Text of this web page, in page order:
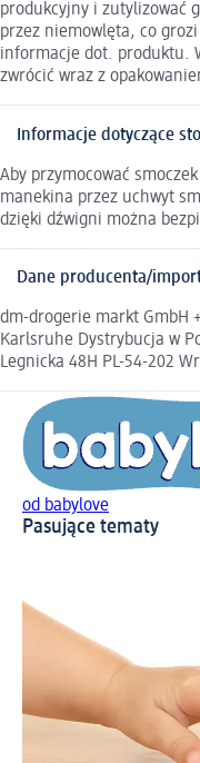
produkcyjny i zutylizować
przez niemowlęta, co
informacje dot. produktu.
zwrócić wraz z
Informacje dotyczące
Aby przymocować
manekina przez uchwyt
dzięki dźwigni można
Dane producenta/
dm-drogerie markt GmbH
Karlsruhe Dystrybucja w
Legnicka 48H PL-54-202
od babylove
Pasujące tematy